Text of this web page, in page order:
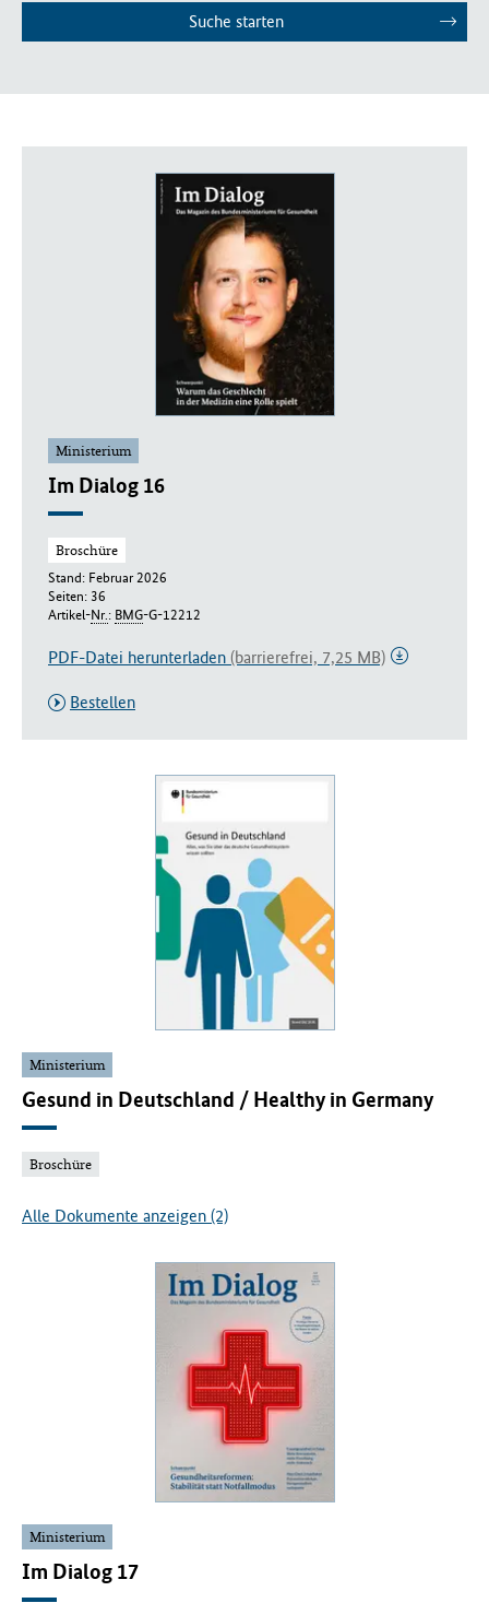
Suche starten
Ministerium
Im Dialog 16
Broschüre
Stand: Februar 2026
Seiten: 36
Artikel-Nr.: BMG-G-12212
PDF-Datei herunterladen (barrierefrei, 7,25 MB)
Bestellen
Ministerium
Gesund in Deutschland / Healthy in Germany
Broschüre
Alle Dokumente anzeigen (2)
Ministerium
Im Dialog 17